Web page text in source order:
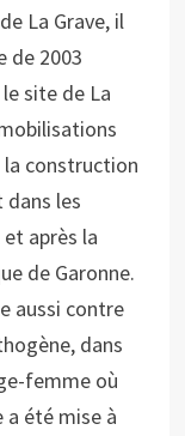
La Grave, il
de 2003
site de La
construction
dans les
après la
de Garonne.
aussi contre
dans
femme où
a été mise à